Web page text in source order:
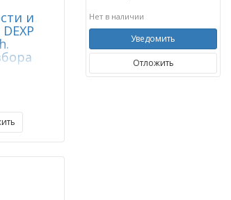
и Нет в наличии
Уведомить
Отложить